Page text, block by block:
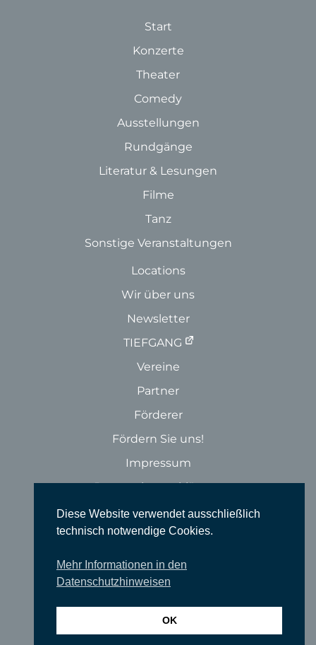
Start
Konzerte
Theater
Comedy
Ausstellungen
Rundgänge
Literatur & Lesungen
Filme
Tanz
Sonstige Veranstaltungen
Locations
Wir über uns
Newsletter
TIEFGANG
Vereine
Partner
Förderer
Fördern Sie uns!
Impressum
Datenschutzerklärung
login
© SUEDKULTUR
Diese Website verwendet ausschließlich
technisch notwendige Cookies.
Mehr Informationen in den
Datenschutzhinweisen
OK